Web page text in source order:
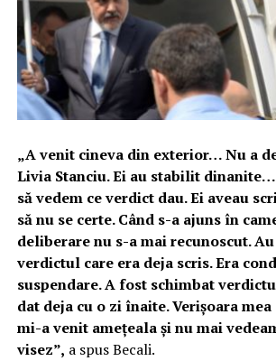
„A venit cineva din exterior… Nu a
Livia Stanciu. Ei au stabilit
să vedem ce verdict dau. Ei aveau
să nu se certe. Când s-a ajuns în
deliberare nu s-a mai recunoscut.
verdictul care era deja scris. Era
suspendare. A fost schimbat
dat deja cu o zi înaite. Verișoara mea
mi-a venit ameţeala şi nu mai
visez”, a spus Becali.